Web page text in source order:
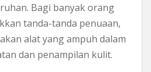
Bagi banyak orang
tanda-tanda penuaan,
alat yang ampuh dalam
dan penampilan kulit.